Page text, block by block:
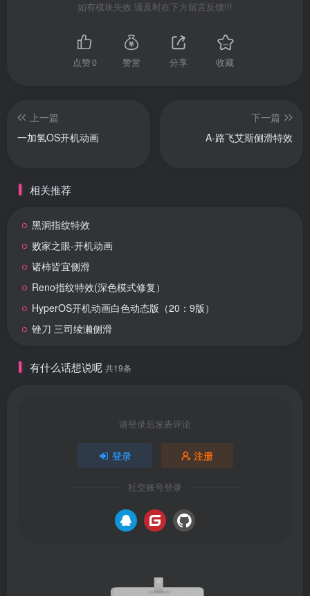
如有模块失效 请及时在下方留言反馈!!!
点赞0 赞赏 分享 收藏
上一篇
一加氢OS开机动画
下一篇
A-路飞艾斯侧滑特效
相关推荐
黑洞指纹特效
败家之眼-开机动画
诸柿皆宜侧滑
Reno指纹特效(深色模式修复）
HyperOS开机动画白色动态版（20：9版）
锉刀 三司绫濑侧滑
有什么话想说呢 共19条
请登录后发表评论
登录 注册
社交账号登录